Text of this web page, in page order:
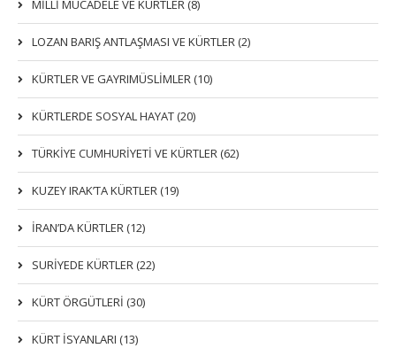
MİLLİ MÜCADELE VE KÜRTLER (8)
LOZAN BARIŞ ANTLAŞMASI VE KÜRTLER (2)
KÜRTLER VE GAYRIMÜSLIMLER (10)
KÜRTLERDE SOSYAL HAYAT (20)
TÜRKİYE CUMHURİYETİ VE KÜRTLER (62)
KUZEY IRAK’TA KÜRTLER (19)
İRAN’DA KÜRTLER (12)
SURİYEDE KÜRTLER (22)
KÜRT ÖRGÜTLERİ (30)
KÜRT İSYANLARI (13)